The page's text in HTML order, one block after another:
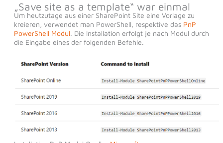
„Save site as a template“ war einmal
Um heutzutage aus einer SharePoint Site eine Vorlage zu
kreieren, verwendet man PowerShell, respektive das PnP
PowerShell Modul. Die Installation erfolgt je nach Modul durch
die Eingabe eines der folgenden Befehle.